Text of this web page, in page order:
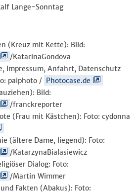
Lange-Sonntag
(Kreuz mit Kette): Bild:
/KatarinaGondova
Impressum, Anfahrt, Datenschutz
paiphoto / Photocase.de
Bild:
/franckreporter
(Frau mit Kästchen): Foto: cydonna
(ältere Dame, liegend): Foto:
/KatarzynaBialasiewicz
Dialog: Foto:
/Martin Wimmer
Fakten (Abakus): Foto: